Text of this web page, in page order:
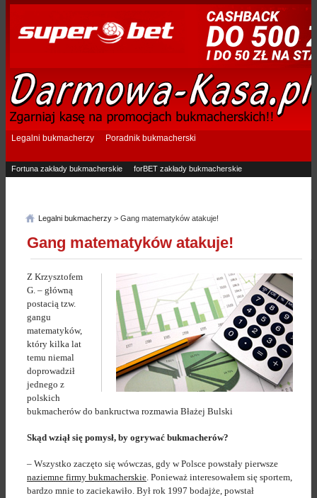
Legalni bukmacherzy Poradnik bukmacherski
Fortuna zakłady bukmacherskie
forBET zakłady bukmacherskie
Legalni bukmacherzy > Gang matematyków atakuje!
Gang matematyków atakuje!
Z Krzysztofem
G. – główną
postacią tzw.
gangu
matematyków,
który kilka lat
temu niemal
doprowadził
jednego z
polskich
bukmacherów do bankructwa rozmawia Błażej Bulski
Skąd wziął się pomysł, by ogrywać bukmacherów?
– Wszystko zaczęto się wówczas, gdy w Polsce powstały pierwsze
naziemne firmy bukmacherskie. Ponieważ interesowałem się sportem,
bardzo mnie to zaciekawiło. Był rok 1997 bodajże, powstał